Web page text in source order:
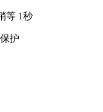
等 1秒
护